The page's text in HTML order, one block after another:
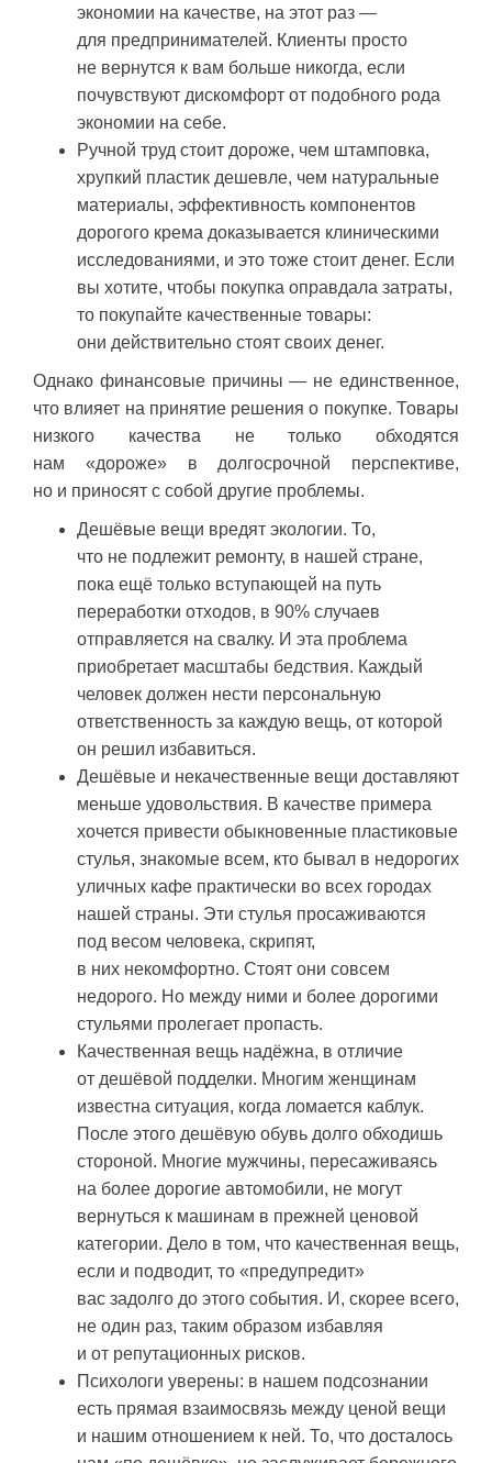
экономии на качестве, на этот раз —
для предпринимателей. Клиенты просто
не вернутся к вам больше никогда, если
почувствуют дискомфорт от подобного рода
экономии на себе.
Ручной труд стоит дороже, чем штамповка,
хрупкий пластик дешевле, чем натуральные
материалы, эффективность компонентов
дорогого крема доказывается клиническими
исследованиями, и это тоже стоит денег. Если
вы хотите, чтобы покупка оправдала затраты,
то покупайте качественные товары:
они действительно стоят своих денег.
Однако финансовые причины — не единственное,
что влияет на принятие решения о покупке. Товары
низкого качества не только обходятся
нам «дороже» в долгосрочной перспективе,
но и приносят с собой другие проблемы.
Дешёвые вещи вредят экологии. То,
что не подлежит ремонту, в нашей стране,
пока ещё только вступающей на путь
переработки отходов, в 90% случаев
отправляется на свалку. И эта проблема
приобретает масштабы бедствия. Каждый
человек должен нести персональную
ответственность за каждую вещь, от которой
он решил избавиться.
Дешёвые и некачественные вещи доставляют
меньше удовольствия. В качестве примера
хочется привести обыкновенные пластиковые
стулья, знакомые всем, кто бывал в недорогих
уличных кафе практически во всех городах
нашей страны. Эти стулья просаживаются
под весом человека, скрипят,
в них некомфортно. Стоят они совсем
недорого. Но между ними и более дорогими
стульями пролегает пропасть.
Качественная вещь надёжна, в отличие
от дешёвой подделки. Многим женщинам
известна ситуация, когда ломается каблук.
После этого дешёвую обувь долго обходишь
стороной. Многие мужчины, пересаживаясь
на более дорогие автомобили, не могут
вернуться к машинам в прежней ценовой
категории. Дело в том, что качественная вещь,
если и подводит, то «предупредит»
вас задолго до этого события. И, скорее всего,
не один раз, таким образом избавляя
и от репутационных рисков.
Психологи уверены: в нашем подсознании
есть прямая взаимосвязь между ценой вещи
и нашим отношением к ней. То, что досталось